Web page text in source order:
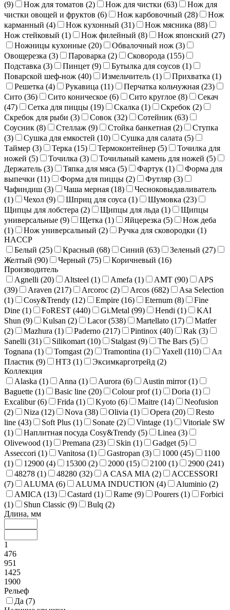
(9) Нож для томатов (2) Нож для чистки (63)
Нож для
чистки овощей и фруктов (6) Нож карбовочный (28)
Нож
карманный (4) Нож кухонный (31) Нож мясника (88)
Нож стейковый (1) Нож филейный (8) Нож японский (27)
Ножницы кухонные (20) Обвалочный нож (3)
Овощерезка (3) Пароварка (2) Сковорода (155)
Подставка (3) Пинцет (9) Бутылка для соусов (1)
Поварской шеф-нож (40) Измельчитель (1) Прихватка (1)
Решетка (4) Рукавица (11) Перчатка кольчужная (23)
Сито (36) Сито коническое (6) Сито круглое (8)
Секач
(47) Сетка для пиццы (19) Скалка (1) Скребок (2)
Скребок для рыби (3) Совок (32) Сотейник (63)
Соусник (8) Стеллаж (9) Стойка банкетная (2)
Ступка
(3) Сушка для емкостей (10) Сушка для салата (5)
Таймер (3) Терка (15) Термоконтейнер (5)
Точилка для
ножей (5) Точилка (3) Точильный камень для ножей (5)
Держатель (3) Тяпка для мяса (5) Фартук (1)
Форма для
выпечки (11) Форма для пиццы (2) Футляр (3)
Чафиндиш (3) Чаша мерная (18)
Чесноковыдавливатель
(1) Чехол (9) Шприц для соуса (1) Шумовка (23)
Щипцы для лобстера (2) Щипцы для льда (1)
Щипцы
универсальные (9) Щетка (1) Яйцерезка (5)
Нож деба
(1) Нож универсальный (2) Ручка для сковородки (1)
HACCP
Белый (25) Красный (68) Синий (63) Зеленый (27)
Желтый (90) Черный (75) Коричневый (16)
Производитель
Agnelli (20) Altsteel (1) Amefa (1) AMT (90)
APS
(39) Araven (217) Arcoroc (2) Arcos (682)
Asa Selection
(1) Cosy&Trendy (12) Empire (16) Eternum (8)
Fine
Dine (1) FoREST (440) Gi.Metal (99) Hendi (1)
KAI
Shun (9) Kulsan (2) Lacor (538) Martellato (17)
Matfer
(2) Mazhura (1) Paderno (217) Pintinox (40) Rak (3)
Sanelli (31) Silikomart (10) Stalgast (9) The Bars (5)
Tognana (1) Tomgast (2) Tramontina (1) Yaxell (110)
Ал
Пластик (9) НТЗ (1) Эксимкарготрейд (2)
Коллекция
Alaska (1) Anna (1) Aurora (6) Austin mirror (1)
Baguette (1) Basic line (20) Colour prof (1) Doria (1)
Excalibur (6) Frida (1) Kyoto (6) Maitre (14)
Neofusion
(2) Niza (12) Nova (38) Olivia (1) Opera (20)
Resto
line (43) Soft Plus (1) Sonate (2) Vintage (1)
Vitoriale SW
(1) Наплитная посуда Cosy&Trendy (5) Linea (3)
Olivewood (1) Premana (23) Skin (1) Gadget (5)
Asseccori (1) Vanitosa (1) Gastropan (3) 1000 (45)
1100
(1) 12900 (4) 15300 (2) 2000 (15) 2100 (1) 2900 (241)
48278 (1) 48280 (32) A CASA MIA (2)
ACCESSORI
(7) ALUMA (6) ALUMA INDUCTION (4) Aluminio (2)
AMICA (13) Castard (1) Rame (9) Pourers (1)
Forbici
(1) Shun Classic (9) Bulq (2)
Длина, мм
1
476
951
1425
1900
Рельеф
Да (7)